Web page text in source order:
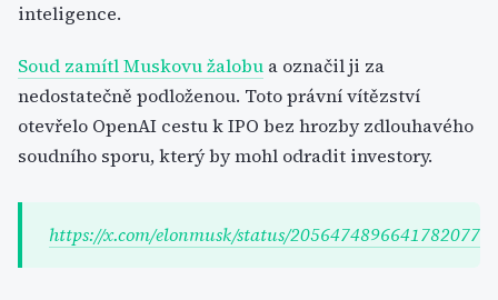
inteligence.
Soud zamítl Muskovu žalobu a označil ji za
nedostatečně podloženou. Toto právní vítězství
otevřelo OpenAI cestu k IPO bez hrozby zdlouhavého
soudního sporu, který by mohl odradit investory.
https://x.com/elonmusk/status/2056474896641782077